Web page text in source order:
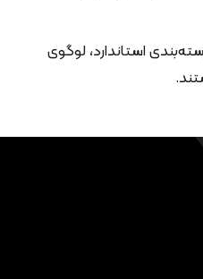
استاندارد، لوگوی